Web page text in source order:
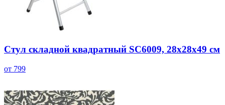
Стул складной квадратный SC6009, 28x28x49 см
от 799